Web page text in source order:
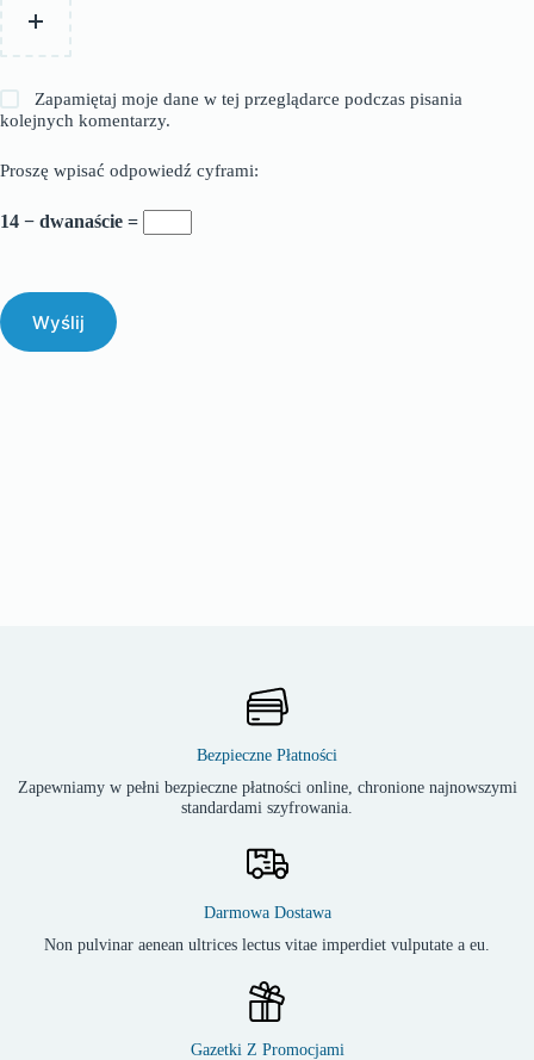
Zapamiętaj moje dane w tej przeglądarce podczas pisania
kolejnych komentarzy.
Proszę wpisać odpowiedź cyframi:
14 − dwanaście =
Wyślij
Bezpieczne Płatności
Zapewniamy w pełni bezpieczne płatności online, chronione najnowszymi
standardami szyfrowania.
Darmowa Dostawa
Non pulvinar aenean ultrices lectus vitae imperdiet vulputate a eu.
Gazetki Z Promocjami